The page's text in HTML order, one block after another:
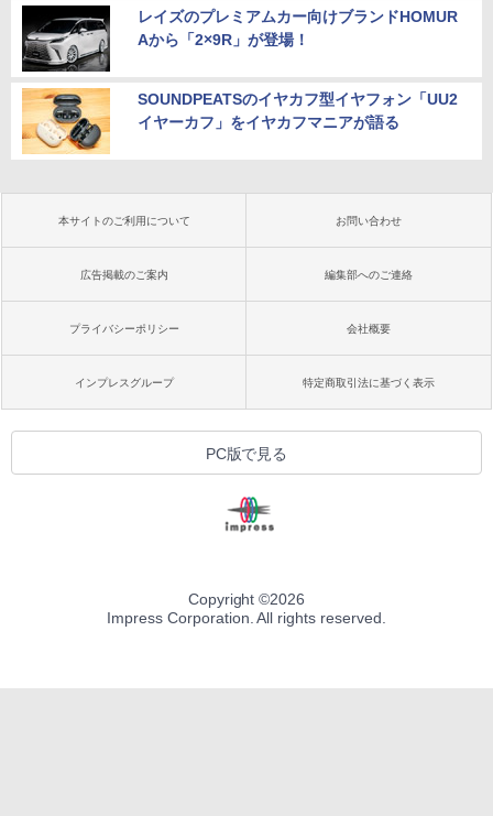
レイズのプレミアムカー向けブランドHOMUR
Aから「2×9R」が登場！
SOUNDPEATSのイヤカフ型イヤフォン「UU2
イヤーカフ」をイヤカフマニアが語る
本サイトのご利用について お問い合わせ
広告掲載のご案内 編集部へのご連絡
プライバシーポリシー 会社概要
インプレスグループ 特定商取引法に基づく表示
PC版で見る
Copyright ©2026
Impress Corporation. All rights reserved.